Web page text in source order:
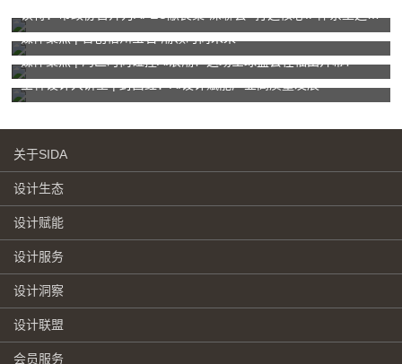
关于SIDA
设计生态
设计赋能
设计服务
设计洞察
设计联盟
会员服务